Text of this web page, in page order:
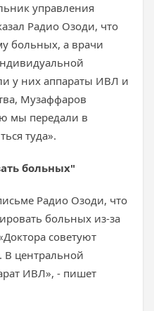
управления
Радио Озоди, что
больных, а врачи
у них аппараты ИВЛ и
Музаффаров
мы передали в
туда».
больных"
Радио Озоди, что
больных из-за
советуют
В центральной
ИВЛ», - пишет